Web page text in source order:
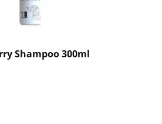
Shampoo 300ml